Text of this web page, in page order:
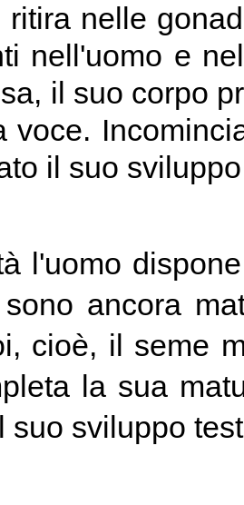
ritira nelle
nell'uomo e
il suo corpo
voce.
il suo
l'uomo
ancora
cioè, il seme
la sua
suo sviluppo